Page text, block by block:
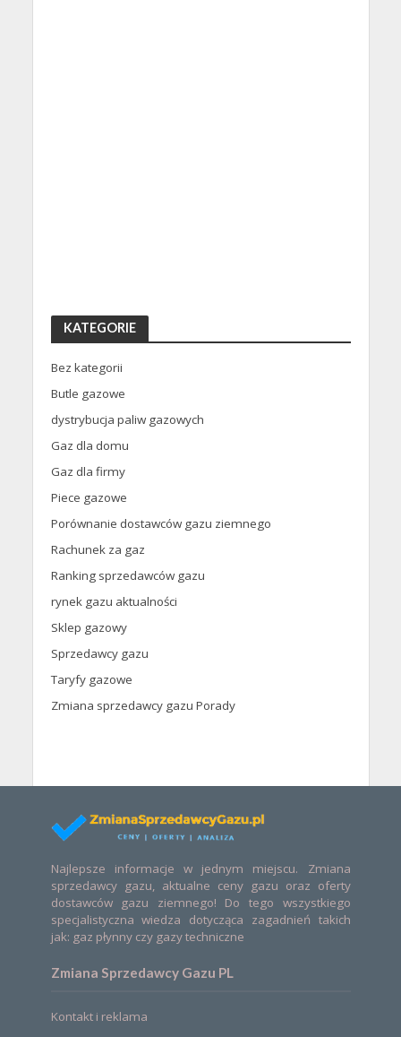
KATEGORIE
Bez kategorii
Butle gazowe
dystrybucja paliw gazowych
Gaz dla domu
Gaz dla firmy
Piece gazowe
Porównanie dostawców gazu ziemnego
Rachunek za gaz
Ranking sprzedawców gazu
rynek gazu aktualności
Sklep gazowy
Sprzedawcy gazu
Taryfy gazowe
Zmiana sprzedawcy gazu Porady
Najlepsze informacje w jednym miejscu. Zmiana
sprzedawcy gazu, aktualne ceny gazu oraz oferty
dostawców gazu ziemnego! Do tego wszystkiego
specjalistyczna wiedza dotycząca zagadnień takich
jak: gaz płynny czy gazy techniczne
Zmiana Sprzedawcy Gazu PL
Kontakt i reklama